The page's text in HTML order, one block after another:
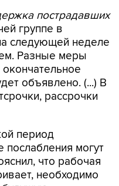
пострадавших
группе в
следующей неделе
Разные меры
объявлено. (...) В
рассрочки
период
могут
что рабочая
необходимо